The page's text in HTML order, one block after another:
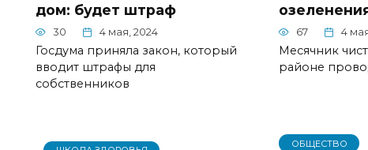
дом: будет штраф
30 4 мая, 2024
Госдума приняла закон, который
вводит штрафы для
собственников
67 4
Месячник
районе
ОБЩЕСТВО